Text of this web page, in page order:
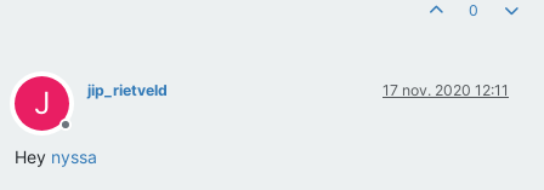
0
J
Offline
jip_rietveld 17 nov. 2020 12:11
Hey nyssa